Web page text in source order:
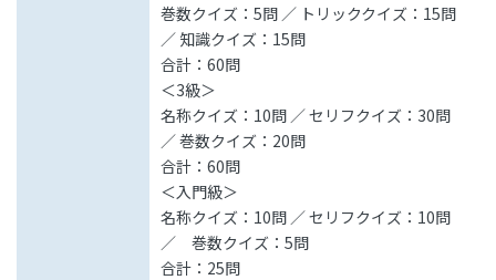
巻数クイズ：5問 ／ トリッククイズ：15問
／ 知識クイズ：15問
合計：60問
＜3級＞
名称クイズ：10問 ／ セリフクイズ：30問
／ 巻数クイズ：20問
合計：60問
＜入門級＞
名称クイズ：10問 ／ セリフクイズ：10問
／ 巻数クイズ：5問
合計：25問